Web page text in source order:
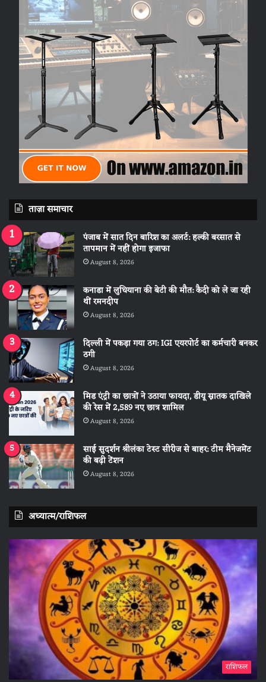
ताज़ा समाचार
पंजाब में सात दिन बारिश का अलर्ट: हल्की बरसात से
तापमान में नहीं होगा इजाफा
August 8, 2026
कनाडा में लुधियाना की बेटी की माैत: कैदी को ले जा रही
थीं रमनदीप
August 8, 2026
दिल्ली में पकड़ा गया ठग: IGI एयरपोर्ट का कर्मचारी बनकर
ठगी
August 8, 2026
मिड एंट्री का छात्रों ने उठाया फायदा, डीयू स्नातक दाखिले
की रेस में 2,589 नए छात्र शामिल
August 8, 2026
साई सुदर्शन श्रीलंका टेस्ट सीरीज से बाहर: टीम मैनेजमेंट
की बढ़ी टेंशन
August 8, 2026
अध्यात्म/राशिफल
राशिफल